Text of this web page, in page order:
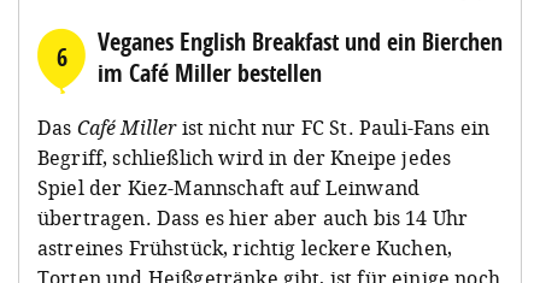
6
Veganes English Breakfast und ein Bierchen
im Café Miller bestellen
Das Café Millerist nicht nur FC St. Pauli-Fans ein
Begriff, schließlich wird in der Kneipe jedes
Spiel der Kiez-Mannschaft auf Leinwand
übertragen. Dass es hier aber auch bis 14 Uhr
astreines Frühstück, richtig leckere Kuchen,